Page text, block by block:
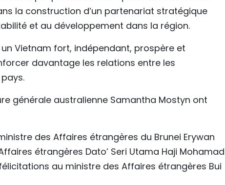
la construction d’un partenariat stratégique
et au développement dans la région.
Vietnam fort, indépendant, prospère et
davantage les relations entre les
générale australienne Samantha Mostyn ont
des Affaires étrangères du Brunei Erywan
étrangères Dato’ Seri Utama Haji Mohamad
au ministre des Affaires étrangères Bui